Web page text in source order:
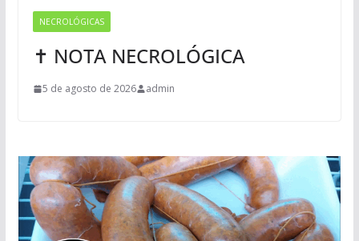
NECROLÓGICAS
✝ NOTA NECROLÓGICA
5 de agosto de 2026 admin